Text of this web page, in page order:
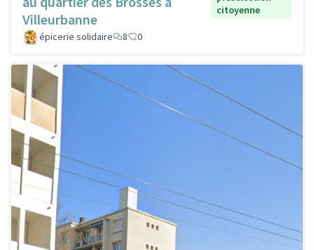
Villeurbanne
citoyenne
épicerie solidaire 8 0